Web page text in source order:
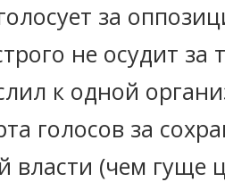
за
не осудит за
к одной
голосов за
власти (чем гуще